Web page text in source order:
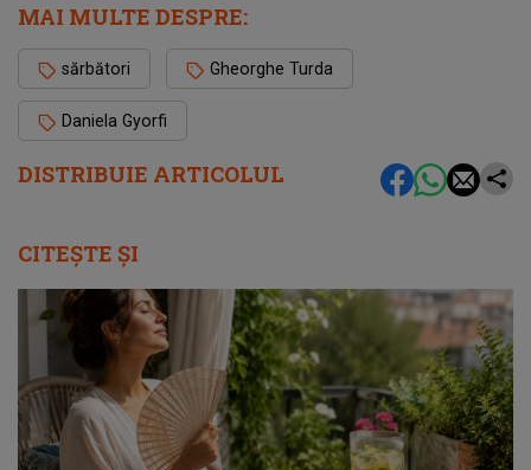
DISTRIBUIE ARTICOLUL
MAI MULTE DESPRE:
sărbători Gheorghe Turda
Daniela Gyorfi
CITEȘTE ȘI